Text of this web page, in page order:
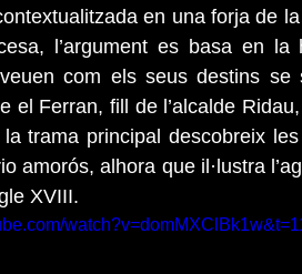
en una forja de
l’argument es basa en
com els seus destins
el Ferran, fill de l’alcalde
trama principal descobreix
amorós, alhora que il·lustra
XVIII.